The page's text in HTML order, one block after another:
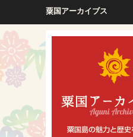
粟国アーカイブス